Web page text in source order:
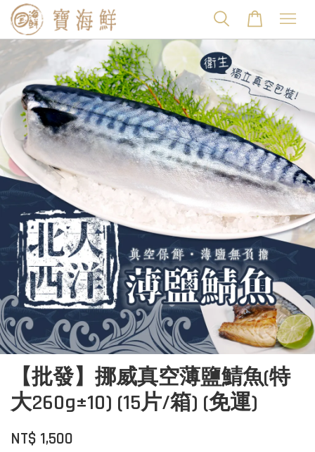
【批發】挪威真空薄鹽鯖魚(特
大260g±10) (15片/箱) (免運)
NT$ 1,500